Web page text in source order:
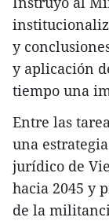
y
y aplicación
tiempo una
Entre las
una
jurídico de
hacia 2045 y
de la